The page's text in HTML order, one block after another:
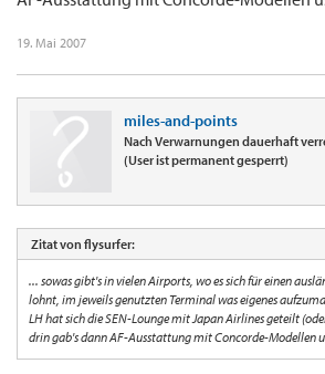
19. Mai 2007
miles-and-points
Nach Verwarnungen dauerhaft
(User ist permanent gesperrt)
Zitat von flysurfer:
... sowas gibt's in vielen Airports, wo es sich für einen
lohnt, im jeweils genutzten Terminal was eigenes
LH hat sich die SEN-Lounge mit Japan Airlines geteilt
drin gab's dann AF-Ausstattung mit Concorde-Modellen